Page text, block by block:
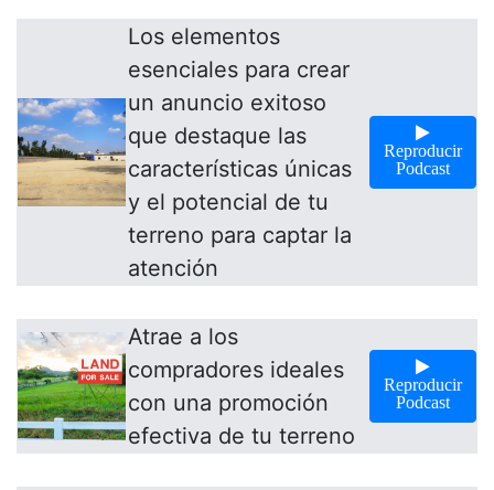
Los elementos
esenciales para crear
un anuncio exitoso
que destaque las
características únicas
y el potencial de tu
terreno para captar la
atención
Reproducir
Podcast
Atrae a los
compradores ideales
con una promoción
efectiva de tu terreno
Reproducir
Podcast